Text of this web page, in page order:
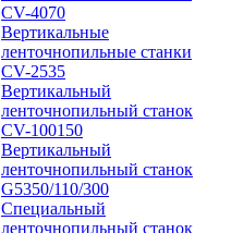
CV-4070
Вертикальные
ленточнопильные станки
CV-2535
Вертикальный
ленточнопильный станок
CV-100150
Вертикальный
ленточнопильный станок
G5350/110/300
Специальный
ленточнопильный станок